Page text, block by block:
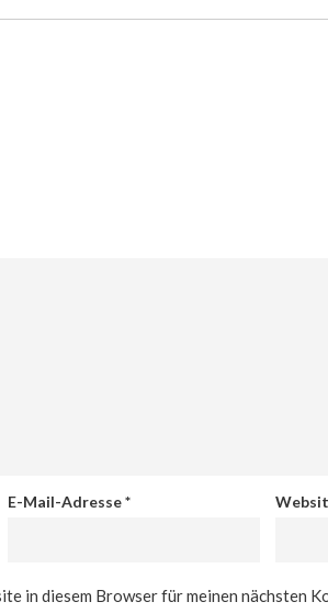
E-Mail-Adresse*
in diesem Browser für meinen nächsten